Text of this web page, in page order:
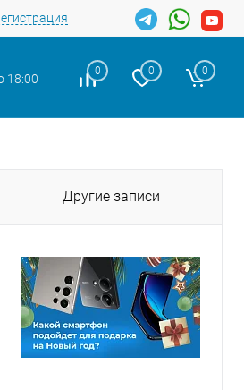
18:00
0 0 0
Другие записи